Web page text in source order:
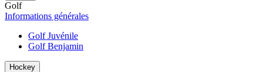
Golf
Informations générales
Golf Juvénile
Golf Benjamin
Hockey